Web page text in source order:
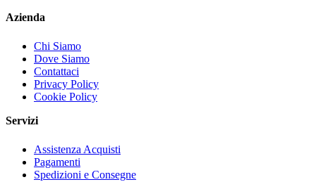
Azienda
Chi Siamo
Dove Siamo
Contattaci
Privacy Policy
Cookie Policy
Servizi
Assistenza Acquisti
Pagamenti
Spedizioni e Consegne